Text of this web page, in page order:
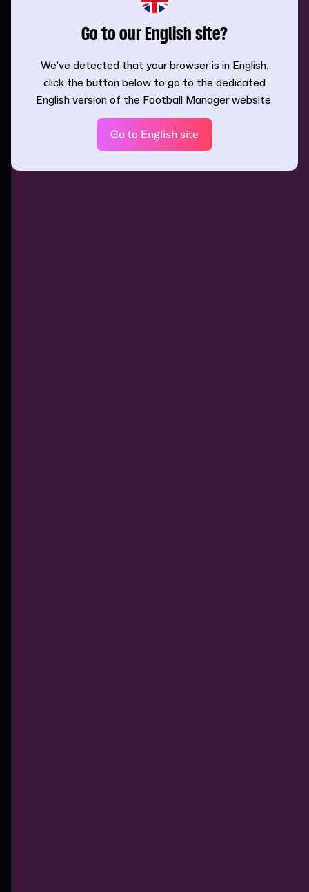
Go to our English site?
We’ve detected that your browser is in English,
click the button below to go to the dedicated
English version of the Football Manager website.
Go to English site